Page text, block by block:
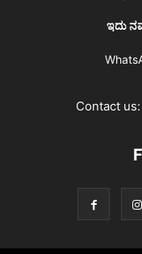
ಇದು
Contact us: